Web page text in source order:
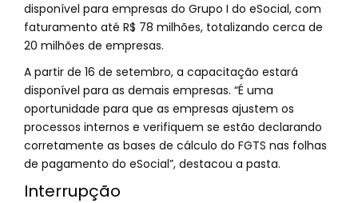
disponível para empresas do Grupo I do eSocial, com
faturamento até R$ 78 milhões, totalizando cerca de
20 milhões de empresas.
A partir de 16 de setembro, a capacitação estará
disponível para as demais empresas. “É uma
oportunidade para que as empresas ajustem os
processos internos e verifiquem se estão declarando
corretamente as bases de cálculo do FGTS nas folhas
de pagamento do eSocial”, destacou a pasta.
Interrupção